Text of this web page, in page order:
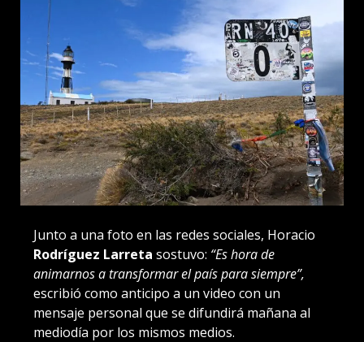
Junto a una foto en las redes sociales, Horacio
Rodríguez Larreta sostuvo: “Es hora de
animarnos a transformar el país para siempre”,
escribió como anticipo a un video con un
mensaje personal que se difundirá mañana al
mediodía por los mismos medios.